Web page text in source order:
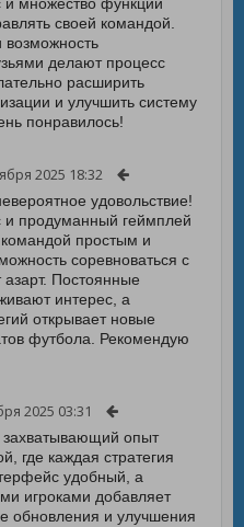
своей командой.
делают процесс
расширить
и улучшить систему
понравилось!
2025 18:32
удовольствие!
продуманный геймплей
простым и
соревноваться с
Постоянные
интерес, а
открывает новые
футбола. Рекомендую
2025 03:31
захватывающий опыт
где каждая стратегия
удобный, а
игроками добавляет
обновления и улучшения